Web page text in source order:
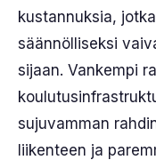
kustannuksia,
säännölliseksi
sijaan. Vankempi
sujuvamman
liikenteen ja